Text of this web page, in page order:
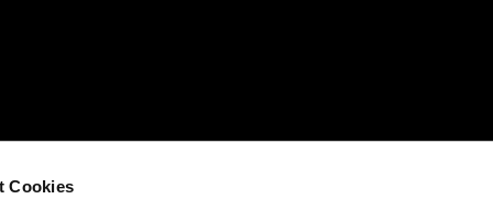
Cookies